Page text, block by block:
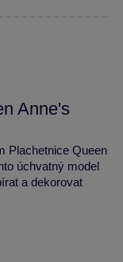
Anne's
Plachetnice Queen
úchvatný model
a dekorovat